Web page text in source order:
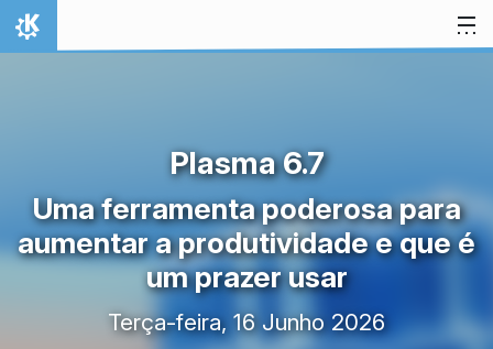
Ir para o conteúdo
Início
Plasma 6.7
Uma ferramenta poderosa para
aumentar a produtividade e que é
um prazer usar
Terça-feira, 16 Junho 2026